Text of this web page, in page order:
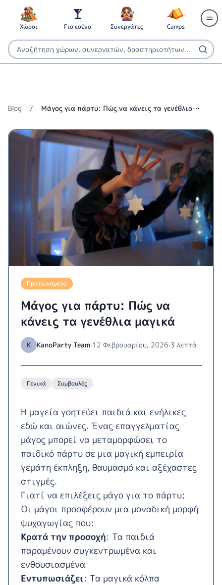
Χώροι Για εσένα Συνεργάτες Camps
Blog /
Μάγος για πάρτυ: Πώς να κάνεις τα γενέθλια
Προτεινόμενο
Μάγος για πάρτυ: Πώς να
κάνεις τα γενέθλια μαγικά
K KanoParty Team·12 Φεβρουαρίου, 2026·3 λεπτά
Γενικά Συμβουλές
Η μαγεία γοητεύει παιδιά και ενήλικες
εδώ και αιώνες. Ένας επαγγελματίας
μάγος μπορεί να μεταμορφώσει το
παιδικό πάρτυ σε μια μαγική εμπειρία
γεμάτη έκπληξη, θαυμασμό και αξέχαστες
στιγμές.
Γιατί να επιλέξεις μάγο για το πάρτυ;
Οι μάγοι προσφέρουν μια μοναδική μορφή
ψυχαγωγίας που:
Κρατά την προσοχή: Τα παιδιά
παραμένουν συγκεντρωμένα και
ενθουσιασμένα
Εντυπωσιάζει: Τα μαγικά κόλπα